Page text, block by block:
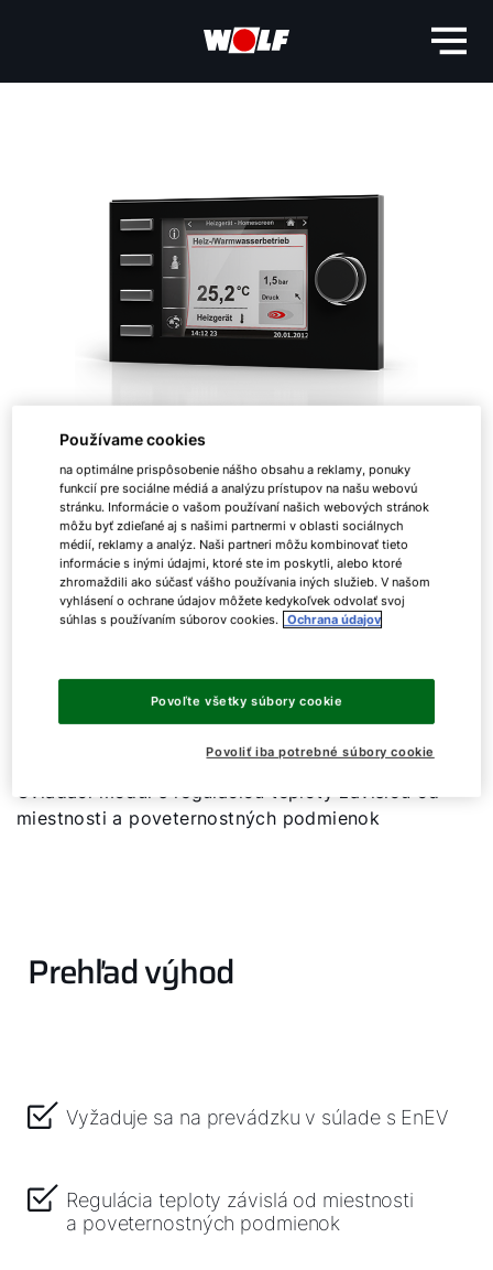
Modul BM-2
Ovládací modul
Ovládací modul s reguláciou teploty závislou od
miestnosti a poveternostných podmienok
Prehľad výhod
Vyžaduje sa na prevádzku v súlade s EnEV
Regulácia teploty závislá od miestnosti
a poveternostných podmienok
Ako vám môžeme pomôcť?
Kontaktný formulár
Používame cookies
na optimálne prispôsobenie nášho obsahu a reklamy, ponuky
funkcií pre sociálne médiá a analýzu prístupov na našu webovú
stránku. Informácie o vašom používaní našich webových stránok
môžu byť zdieľané aj s našimi partnermi v oblasti sociálnych
médií, reklamy a analýz. Naši partneri môžu kombinovať tieto
informácie s inými údajmi, ktoré ste im poskytli, alebo ktoré
zhromaždili ako súčasť vášho používania iných služieb. V našom
vyhlásení o ochrane údajov môžete kedykoľvek odvolať svoj
súhlas s používaním súborov cookies.
Ochrana údajov
Povoliť iba potrebné súbory cookie
Povoľte všetky súbory cookie